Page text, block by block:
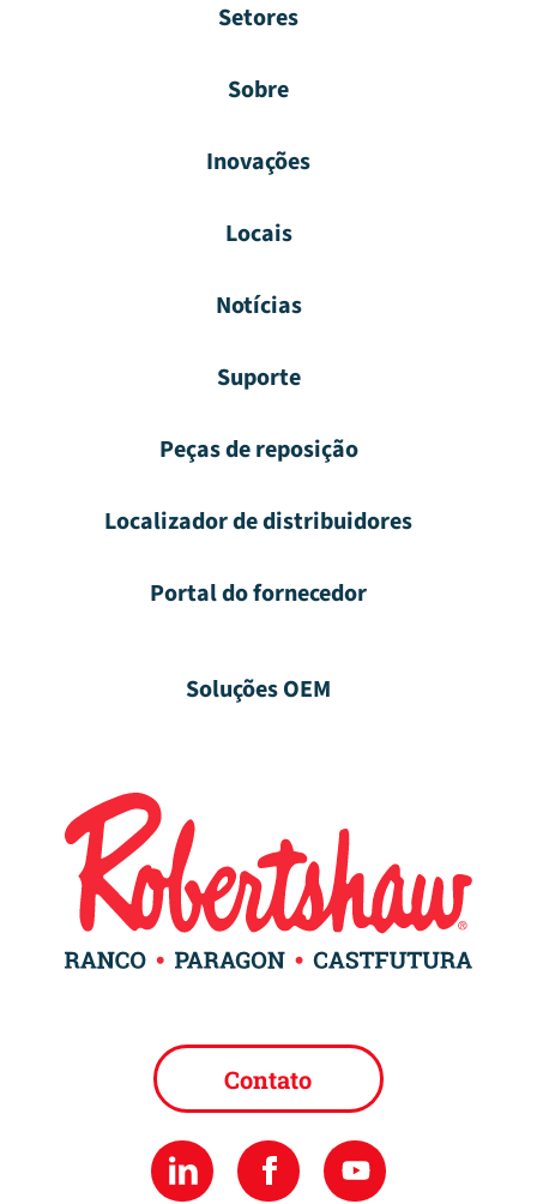
Setores
Sobre
Inovações
Locais
Notícias
Suporte
Peças de reposição
Localizador de distribuidores
Portal do fornecedor
Soluções OEM
Contato